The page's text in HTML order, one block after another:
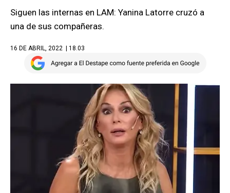
Siguen las internas en LAM: Yanina Latorre cruzó a
una de sus compañeras.
16 DE ABRIL, 2022 | 18.03